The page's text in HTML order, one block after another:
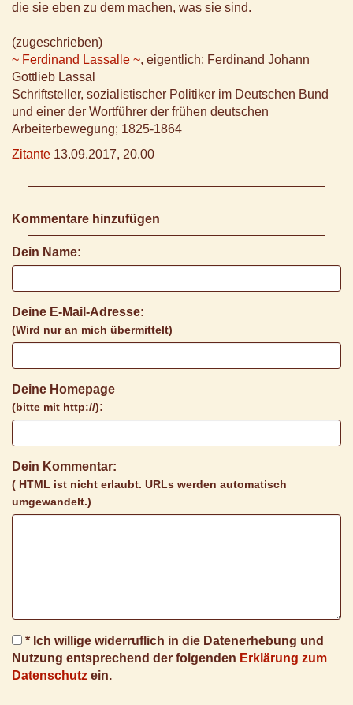
die sie eben zu dem machen, was sie sind.
(zugeschrieben)
~ Ferdinand Lassalle ~, eigentlich: Ferdinand Johann
Gottlieb Lassal
Schriftsteller, sozialistischer Politiker im Deutschen Bund
und einer der Wortführer der frühen deutschen
Arbeiterbewegung; 1825-1864
Zitante 13.09.2017, 20.00
Kommentare hinzufügen
Dein Name:
Deine E-Mail-Adresse:
(Wird nur an mich übermittelt)
Deine Homepage
(bitte mit http://):
Dein Kommentar:
( HTML ist nicht erlaubt. URLs werden automatisch
umgewandelt.)
* Ich willige widerruflich in die Datenerhebung und
Nutzung entsprechend der folgenden Erklärung zum
Datenschutz ein.